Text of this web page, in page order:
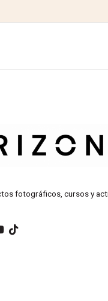
fotográficos, cursos y